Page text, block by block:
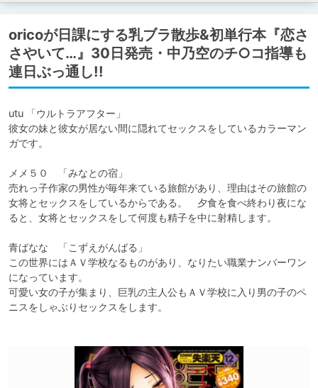
oricoが日課にする乳ブラ散歩&初単行本『恋さ
さやいて…』30日発売・中乃空のチ○コ指導も
連日ぶっ通し!!
utu 「ウルトラアフター」
彼女の妹と彼女が居ない間に隠れてセックスをしているカラーマン
ガです。
メメ５０　「みなとの宿」
売れっ子作家の男性が毎年来ている旅館があり、理由はその旅館の
女将とセックスをしているからである。　夕食を食べ終わり夜にな
ると、女将とセックスをして何度も精子を中に射精します。
青ばなな　「こずえがんばる」
この世界にはＡＶ学校なるものがあり、なりたい職業ナンバーワン
になっています。
可愛い女の子が集まり、巨乳の主人公もＡＶ学校に入り男の子のペ
ニスをしゃぶりセックスをします。